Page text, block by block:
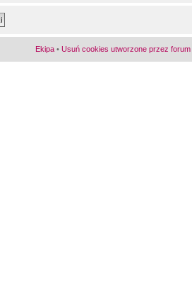
Ekipa • Usuń cookies utworzone przez forum